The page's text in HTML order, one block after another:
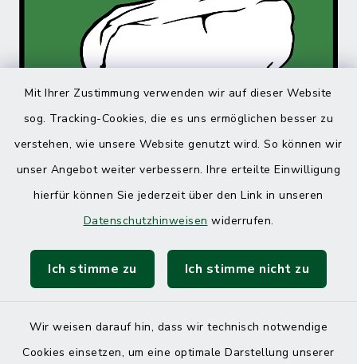
Mit Ihrer Zustimmung verwenden wir auf dieser Website
sog. Tracking-Cookies, die es uns ermöglichen besser zu
verstehen, wie unsere Website genutzt wird. So können wir
unser Angebot weiter verbessern. Ihre erteilte Einwilligung
hierfür können Sie jederzeit über den Link in unseren
Datenschutzhinweisen widerrufen.
Ich stimme zu Ich stimme nicht zu
Wir weisen darauf hin, dass wir technisch notwendige
Cookies einsetzen, um eine optimale Darstellung unserer